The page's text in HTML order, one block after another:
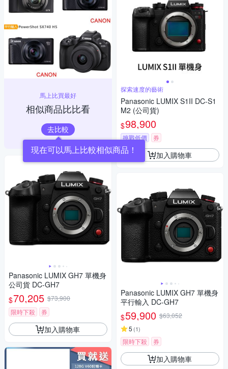
馬上比買最好
相似商品比比看
去比較
現在可以馬上比較相似商品！
Panasonic LUMIX GH7 單機身
公司貨 DC-GH7
$70,205 $73,900
限時下殺
券
加入購物車
探索速度的藝術
Panasonic LUMIX S1II DC-S1
M2 (公司貨)
$98,900
挑戰低價 券
加入購物車
Panasonic LUMIX GH7 單機身
平行輸入 DC-GH7
$59,900 $63,052
5 (1)
限時下殺 券
加入購物車